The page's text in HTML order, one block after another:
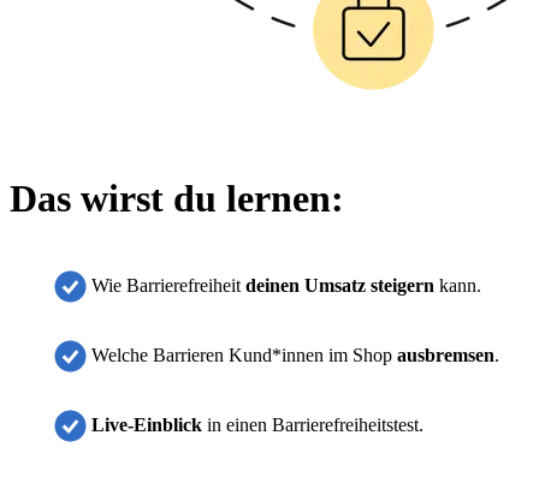
Das wirst du lernen:
Wie Barrierefreiheit deinen Umsatz steigern kann.
Welche Barrieren Kund*innen im Shop ausbremsen.
Live-Einblick in einen Barrierefreiheitstest.